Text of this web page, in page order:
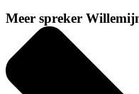
Meer spreker